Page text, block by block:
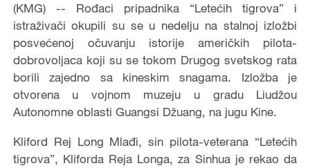
(KMG) -- Rođaci pripadnika “Letećih tigrova” i
istraživači okupili su se u nedelju na stalnoj izložbi
posvećenoj očuvanju istorije američkih pilota-
dobrovoljaca koji su se tokom Drugog svetskog rata
borili zajedno sa kineskim snagama. Izložba je
otvorena u vojnom muzeju u gradu Liudžou
Autonomne oblasti Guangsi Džuang, na jugu Kine.
Kliford Rej Long Mlađi, sin pilota-veterana “Letećih
tigrova”, Kliforda Reja Longa, za Sinhua je rekao da